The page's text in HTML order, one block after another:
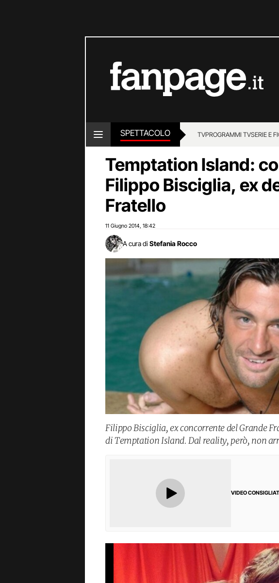
SPETTACOLO TVPROGRAMMI TVSERIE E
Temptation Island:
Filippo Bisciglia, ex
Fratello
11 Giugno 2014 18:42
A cura di Stefania Rocco
Filippo Bisciglia, ex concorrente del Grande
di Temptation Island. Dal reality, però, non
VIDEO